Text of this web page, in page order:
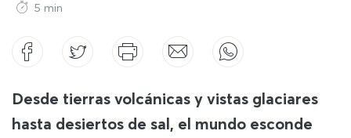
5 min
Desde tierras volcánicas y vistas glaciares
hasta desiertos de sal, el mundo esconde